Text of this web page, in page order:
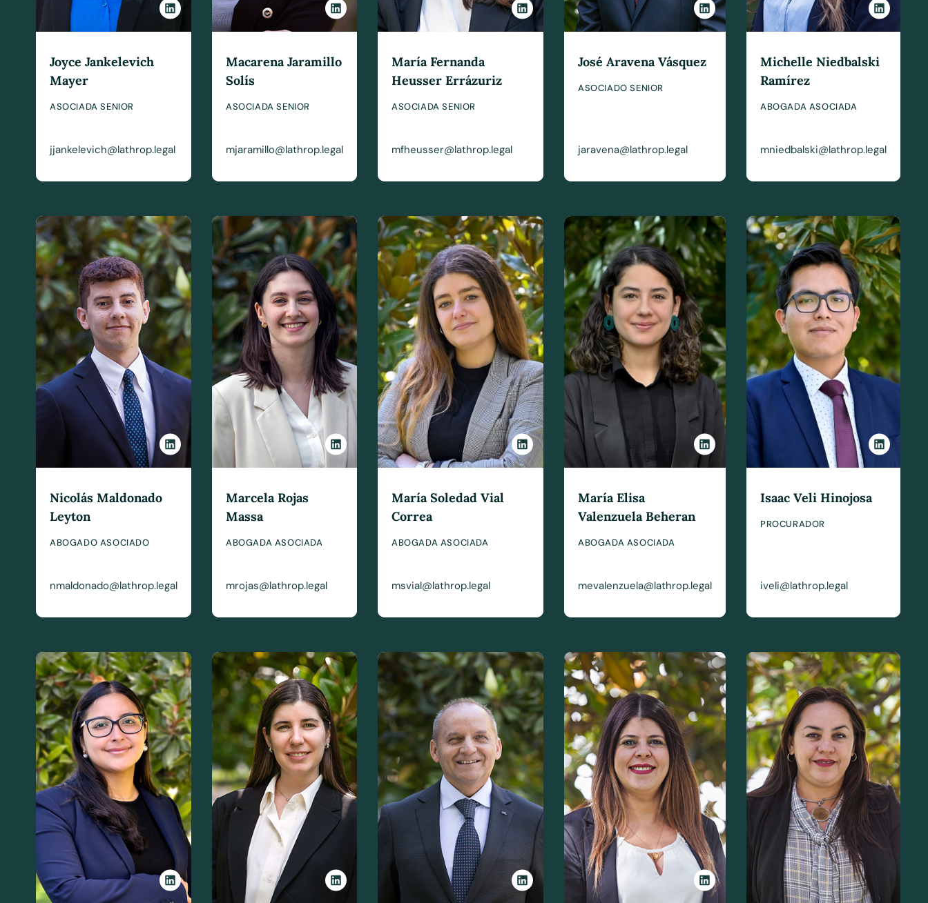
Joyce Jankelevich
Mayer
ASOCIADA SENIOR
jjankelevich@lathrop.legal
Macarena Jaramillo
Solís
ASOCIADA SENIOR
mjaramillo@lathrop.legal
María Fernanda
Heusser Errázuriz
ASOCIADA SENIOR
mfheusser@lathrop.legal
José Aravena Vásquez
ASOCIADO SENIOR
jaravena@lathrop.legal
Michelle Niedbalski
Ramírez
ABOGADA ASOCIADA
mniedbalski@lathrop.legal
Nicolás Maldonado
Leyton
ABOGADO ASOCIADO
nmaldonado@lathrop.legal
Marcela Rojas
Massa
ABOGADA ASOCIADA
mrojas@lathrop.legal
María Soledad Vial
Correa
ABOGADA ASOCIADA
msvial@lathrop.legal
María Elisa
Valenzuela Beheran
ABOGADA ASOCIADA
mevalenzuela@lathrop.legal
Isaac Veli Hinojosa
PROCURADOR
iveli@lathrop.legal